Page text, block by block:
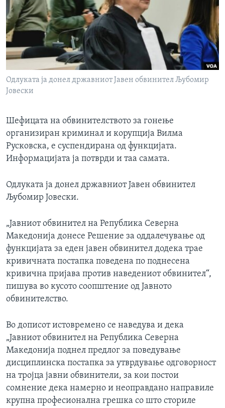
ИНТЕРВЈУА
Јазици
Одлуката ја донел државниот Јавен обвинител Љубомир
Јовески
Шефицата на обвинителството за гонење
организиран криминал и корупција Вилма
Русковска, е суспендирана од функцијата.
Информацијата ја потврди и таа самата.
Одлуката ја донел државниот Јавен обвинител
Љубомир Јовески.
„Јавниот обвинител на Република Северна
Македонија донесе Решение за оддалечување од
функцијата за еден јавен обвинител додека трае
кривичната постапка поведена по поднесена
кривична пријава против наведениот обвинител“,
пишува во кусото соопштение од Јавното
обвинителство.
Во дописот истовремено се наведува и дека
„Јавниот обвинител на Република Северна
Македонија поднел предлог за поведување
дисциплинска постапка за утврдување одговорност
на тројца јавни обвинители, за кои постои
сомнение дека намерно и неоправдано направиле
крупна професионална грешка со што сториле